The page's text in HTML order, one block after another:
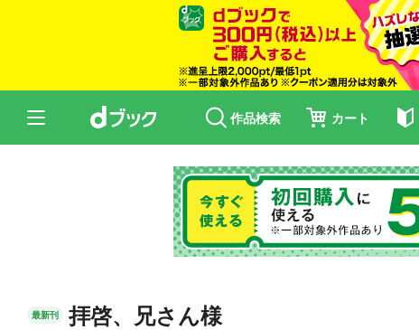
作品検索 カート
最新刊 拝啓、兄さん様